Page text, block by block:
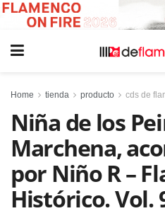
Home tienda producto cds de
Niña de los
Marchena,
por Niño R –
Histórico. Vol.